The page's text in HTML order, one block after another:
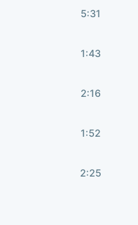
5:31
1:43
2:16
1:52
2:25